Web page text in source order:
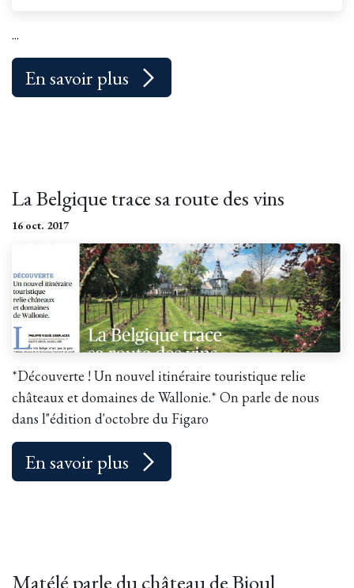
...
En savoir plus
La Belgique trace sa route des vins
16 oct. 2017
*Découverte ! Un nouvel itinéraire touristique relie
châteaux et domaines de Wallonie.* On parle de nous
dans l"édition d'octobre du Figaro
En savoir plus
Matélé parle du château de Bioul